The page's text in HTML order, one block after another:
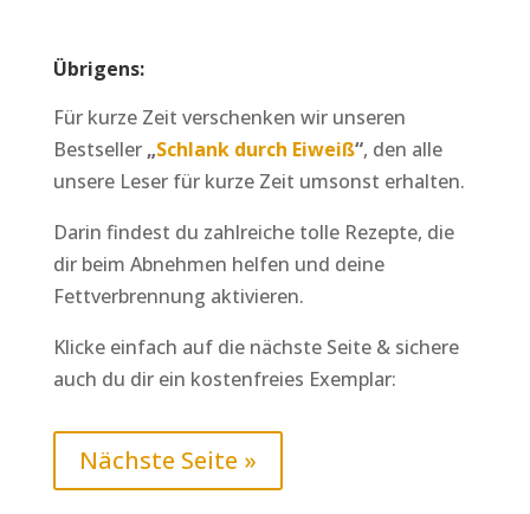
Übrigens:
Für kurze Zeit verschenken wir unseren
Bestseller „Schlank durch Eiweiß“, den alle
unsere Leser für kurze Zeit umsonst erhalten.
Darin findest du zahlreiche tolle Rezepte, die
dir beim Abnehmen helfen und deine
Fettverbrennung aktivieren.
Klicke einfach auf die nächste Seite & sichere
auch du dir ein kostenfreies Exemplar:
Nächste Seite »